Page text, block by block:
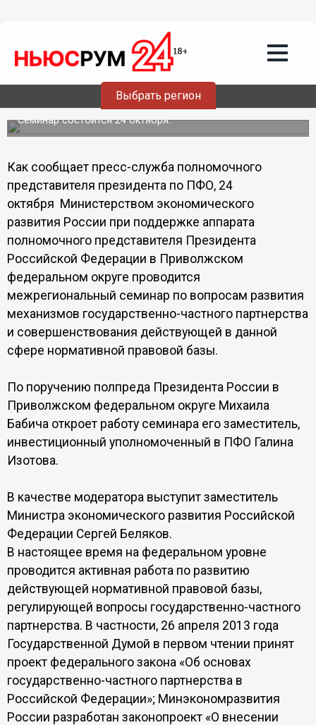
Выбрать регион
Межрегиональный семинар по
вопросам развития государственно-
частного партнерства пройдет в
Нижнем Новгороде
Семинар состоится 24 октября.
Как сообщает пресс-служба полномочного
представителя президента по ПФО, 24
октября Министерством экономического
развития России при поддержке аппарата
полномочного представителя Президента
Российской Федерации в Приволжском
федеральном округе проводится
межрегиональный семинар по вопросам развития
механизмов государственно-частного партнерства
и совершенствования действующей в данной
сфере нормативной правовой базы.
По поручению полпреда Президента России в
Приволжском федеральном округе Михаила
Бабича откроет работу семинара его заместитель,
инвестиционный уполномоченный в ПФО Галина
Изотова.
В качестве модератора выступит заместитель
Министра экономического развития Российской
Федерации Сергей Беляков.
В настоящее время на федеральном уровне
проводится активная работа по развитию
действующей нормативной правовой базы,
регулирующей вопросы государственно-частного
партнерства. В частности, 26 апреля 2013 года
Государственной Думой в первом чтении принят
проект федерального закона «Об основах
государственно-частного партнерства в
Российской Федерации»; Минэкономразвития
России разработан законопроект «О внесении